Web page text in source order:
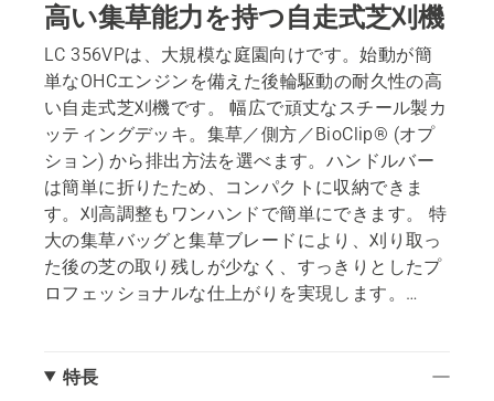
高い集草能力を持つ自走式芝刈機
LC 356VPは、大規模な庭園向けです。始動が簡
単なOHCエンジンを備えた後輪駆動の耐久性の高
い自走式芝刈機です。 幅広で頑丈なスチール製カ
ッティングデッキ。集草／側方／BioClip® (オプ
ション) から排出方法を選べます。ハンドルバー
は簡単に折りたため、コンパクトに収納できま
す。刈高調整もワンハンドで簡単にできます。 特
大の集草バッグと集草ブレードにより、刈り取っ
た後の芝の取り残しが少なく、すっきりとしたプ
ロフェッショナルな仕上がりを実現します。
特長